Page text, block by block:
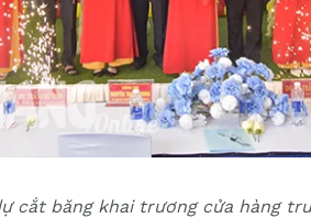
cắt băng khai trương cửa hàng